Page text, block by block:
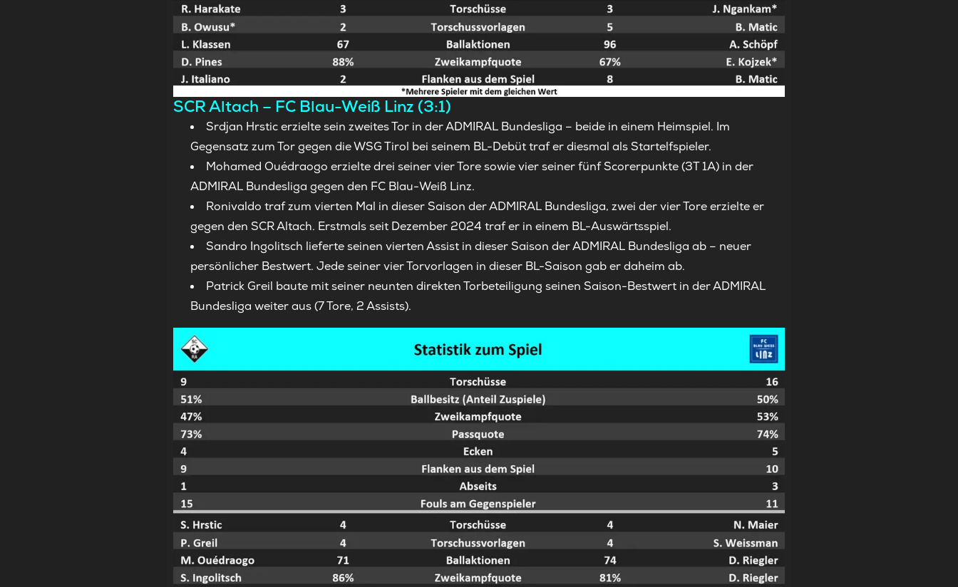
SCR Altach – FC Blau-Weiß Linz (3:1)
Srdjan Hrstic erzielte sein zweites Tor in der ADMIRAL Bundesliga – beide in einem Heimspiel. Im
Gegensatz zum Tor gegen die WSG Tirol bei seinem BL-Debüt traf er diesmal als Startelfspieler.
Mohamed Ouédraogo erzielte drei seiner vier Tore sowie vier seiner fünf Scorerpunkte (3T 1A) in der
ADMIRAL Bundesliga gegen den FC Blau-Weiß Linz.
Ronivaldo traf zum vierten Mal in dieser Saison der ADMIRAL Bundesliga, zwei der vier Tore erzielte er
gegen den SCR Altach. Erstmals seit Dezember 2024 traf er in einem BL-Auswärtsspiel.
Sandro Ingolitsch lieferte seinen vierten Assist in dieser Saison der ADMIRAL Bundesliga ab – neuer
persönlicher Bestwert. Jede seiner vier Torvorlagen in dieser BL-Saison gab er daheim ab.
Patrick Greil baute mit seiner neunten direkten Torbeteiligung seinen Saison-Bestwert in der ADMIRAL
Bundesliga weiter aus (7 Tore, 2 Assists).